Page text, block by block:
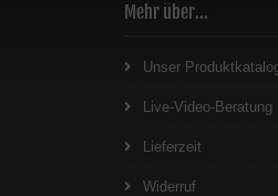
Mehr über...
Unser
Live-Video-Beratung
Lieferzeit
Widerruf